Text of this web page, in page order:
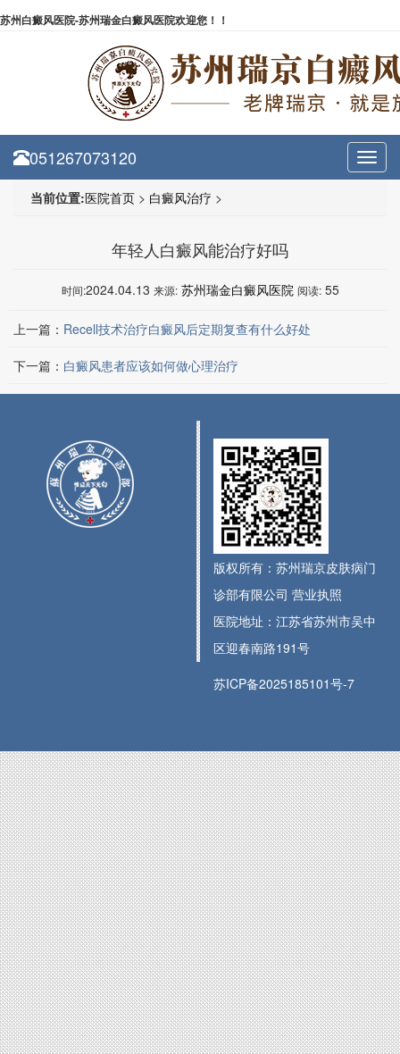
苏州白癜风医院-苏州瑞金白癜风医院欢迎您！！
051267073120
当前位置:医院首页 > 白癜风治疗 >
年轻人白癜风能治疗好吗
时间:2024.04.13 来源: 苏州瑞金白癜风医院 阅读: 55
上一篇： Recell技术治疗白癜风后定期复查有什么好处
下一篇： 白癜风患者应该如何做心理治疗
版权所有：苏州瑞京皮肤病门
诊部有限公司 营业执照
医院地址：江苏省苏州市吴中
区迎春南路191号
苏ICP备2025185101号-7